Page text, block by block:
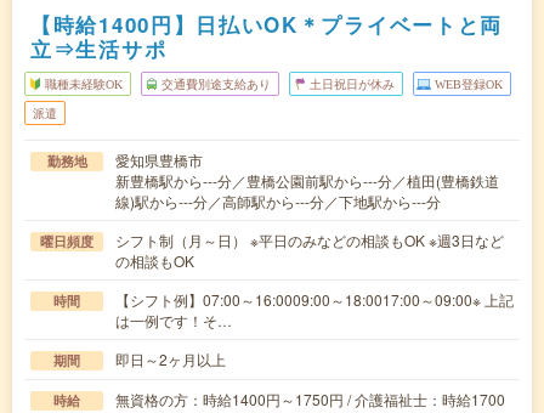
【時給1400円】日払いOK＊プライベートと両
立⇒生活サポ
職種未経験OK 交通費別途支給あり 土日祝日が休み WEB登録OK
派遣
勤務地
愛知県豊橋市
新豊橋駅から---分／豊橋公園前駅から---分／植田(豊橋鉄道
線)駅から---分／高師駅から---分／下地駅から---分
曜日頻度
シフト制（月～日） ※平日のみなどの相談もOK ※週3日など
の相談もOK
時間
【シフト例】07:00～16:0009:00～18:0017:00～09:00※ 上記
は一例です！そ…
期間 即日～2ヶ月以上
時給
無資格の方：時給1400円～1750円 / 介護福祉士：時給1700